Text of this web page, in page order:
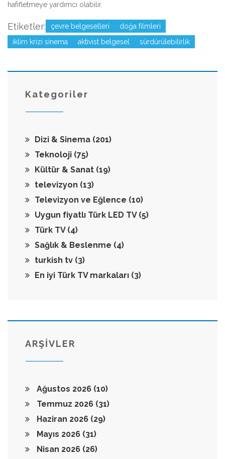
hafifletmeye yardımcı olabilir.
Etiketler: çevre belgeselleri
doğa filmleri
iklim krizi sinema
aktivist belgesel sürdürülebilirlik
Kategoriler
Dizi & Sinema (201)
Teknoloji (75)
Kültür & Sanat (19)
televizyon (13)
Televizyon ve Eğlence (10)
Uygun fiyatlı Türk LED TV (5)
Türk TV (4)
Sağlık & Beslenme (4)
turkish tv (3)
En iyi Türk TV markaları (3)
ARŞİVLER
Ağustos 2026 (10)
Temmuz 2026 (31)
Haziran 2026 (29)
Mayıs 2026 (31)
Nisan 2026 (26)